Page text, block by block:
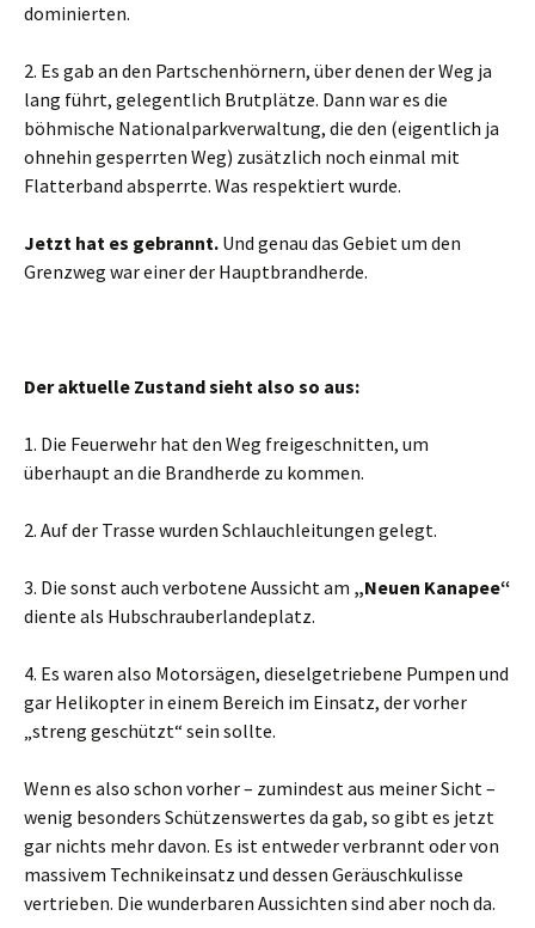
dominierten.
2. Es gab an den Partschenhörnern, über denen der Weg ja
lang führt, gelegentlich Brutplätze. Dann war es die
böhmische Nationalparkverwaltung, die den (eigentlich ja
ohnehin gesperrten Weg) zusätzlich noch einmal mit
Flatterband absperrte. Was respektiert wurde.
Jetzt hat es gebrannt. Und genau das Gebiet um den
Grenzweg war einer der Hauptbrandherde.
Der aktuelle Zustand sieht also so aus:
1. Die Feuerwehr hat den Weg freigeschnitten, um
überhaupt an die Brandherde zu kommen.
2. Auf der Trasse wurden Schlauchleitungen gelegt.
3. Die sonst auch verbotene Aussicht am „Neuen Kanapee“
diente als Hubschrauberlandeplatz.
4. Es waren also Motorsägen, dieselgetriebene Pumpen und
gar Helikopter in einem Bereich im Einsatz, der vorher
„streng geschützt“ sein sollte.
Wenn es also schon vorher – zumindest aus meiner Sicht –
wenig besonders Schützenswertes da gab, so gibt es jetzt
gar nichts mehr davon. Es ist entweder verbrannt oder von
massivem Technikeinsatz und dessen Geräuschkulisse
vertrieben. Die wunderbaren Aussichten sind aber noch da.